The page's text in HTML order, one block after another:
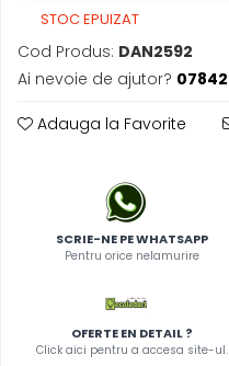
STOC EPUIZAT
Cod Produs: DAN2592
Ai nevoie de ajutor?
Adauga la Favorite
SCRIE-NE PE WHATSAPP
Pentru orice nelamurire
OFERTE EN DETAIL ?
Click aici pentru a accesa site-ul.